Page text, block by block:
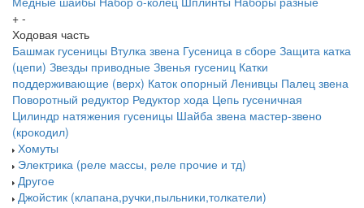
+ -
Ходовая часть
Башмак гусеницы Втулка звена Гусеница в сборе Защита катка
(цепи) Звезды приводные Звенья гусениц Катки
поддерживающие (верх) Каток опорный Ленивцы Палец звена
Поворотный редуктор Редуктор хода Цепь гусеничная
Цилиндр натяжения гусеницы Шайба звена мастер-звено
(крокодил)
Хомуты
Электрика (реле массы, реле прочие и тд)
Другое
Джойстик (клапана,ручки,пыльники,толкатели)